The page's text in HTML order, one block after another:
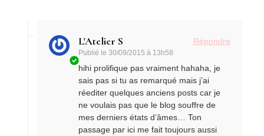
L'Atelier S
Publié le30/09/2015 à 13h58
Répondre
hihi prolifique pas vraiment hahaha, je
sais pas si tu as remarqué mais j’ai
réediter quelques anciens posts car je
ne voulais pas que le blog souffre de
mes derniers états d’âmes… Ton
passage par ici me fait toujours aussi